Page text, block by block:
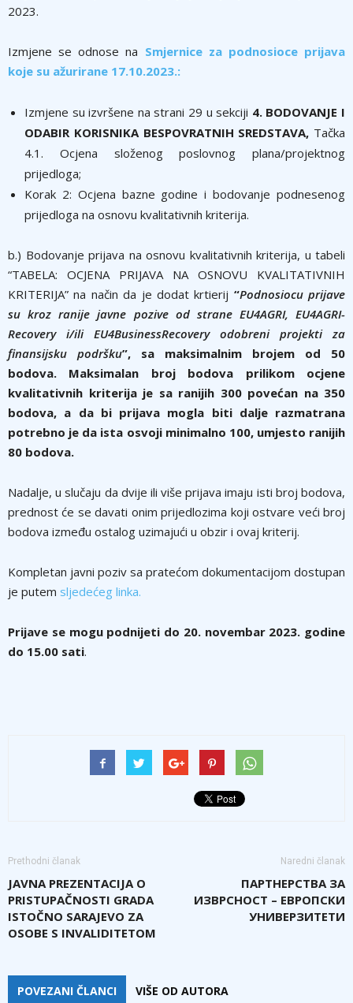
2023.
Izmjene se odnose na Smjernice za podnosioce prijava
koje su ažurirane 17.10.2023.:
Izmjene su izvršene na strani 29 u sekciji 4. BODOVANJE I
ODABIR KORISNIKA BESPOVRATNIH SREDSTAVA, Tačka
4.1. Ocjena složenog poslovnog plana/projektnog
prijedloga;
Korak 2: Ocjena bazne godine i bodovanje podnesenog
prijedloga na osnovu kvalitativnih kriterija.
b.) Bodovanje prijava na osnovu kvalitativnih kriterija, u tabeli
“TABELA: OCJENA PRIJAVA NA OSNOVU KVALITATIVNIH
KRITERIJA” na način da je dodat krtierij “Podnosiocu prijave
su kroz ranije javne pozive od strane EU4AGRI, EU4AGRI-
Recovery i/ili EU4BusinessRecovery odobreni projekti za
finansijsku podršku”, sa maksimalnim brojem od 50
bodova. Maksimalan broj bodova prilikom ocjene
kvalitativnih kriterija je sa ranijih 300 povećan na 350
bodova, a da bi prijava mogla biti dalje razmatrana
potrebno je da ista osvoji minimalno 100, umjesto ranijih
80 bodova.
Nadalje, u slučaju da dvije ili više prijava imaju isti broj bodova,
prednost će se davati onim prijedlozima koji ostvare veći broj
bodova između ostalog uzimajući u obzir i ovaj kriterij.
Kompletan javni poziv sa pratećom dokumentacijom dostupan
je putem sljedećeg linka.
Prijave se mogu podnijeti do 20. novembar 2023. godine
do 15.00 sati.
Prethodni članak
JAVNA PREZENTACIJA O
PRISTUPAČNOSTI GRADA
ISTOČNO SARAJEVO ZA
OSOBE S INVALIDITETOM
Naredni članak
ПАРТНЕРСТВА ЗА
ИЗВРСНОСТ – ЕВРОПСКИ
УНИВЕРЗИТЕТИ
POVEZANI ČLANCI VIŠE OD AUTORA